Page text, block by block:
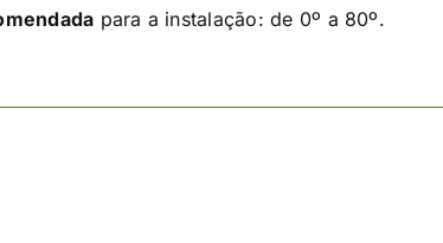
para a instalação: de 0º a 80º.